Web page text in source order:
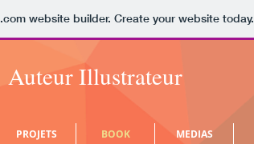
.comwebsite builder. Create your website today.
Auteur Illustrateur
PROJETS BOOK MEDIAS